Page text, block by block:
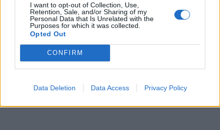
I want to opt-out of Collection, Use,
Retention, Sale, and/or Sharing of my
Personal Data that Is Unrelated with the
Purposes for which it was collected.
Opted Out
CONFIRM
Data Deletion Data Access Privacy Policy
Dôverujte si, rozprávajte sa a užívajte si: 6 tipov, ako mať z intímneho
zblíženia intenzívnejší pôžitok
22. septembra 2025
Máte vysokú spotrebu vody a málo úspor na blížiace sa ročné